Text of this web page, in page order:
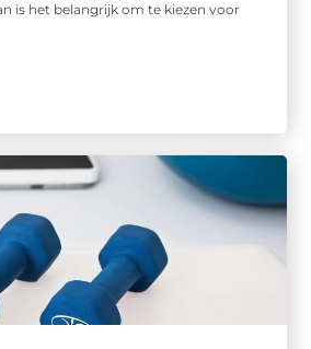
is het belangrijk om te kiezen voor